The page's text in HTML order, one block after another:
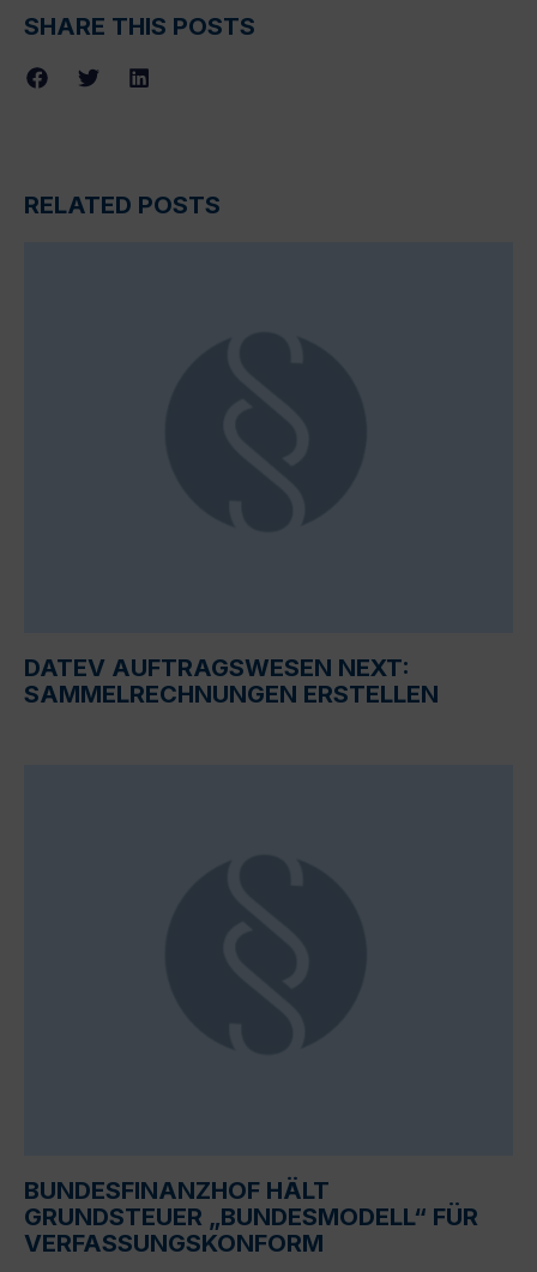
SHARE THIS POSTS
RELATED POSTS
DATEV AUFTRAGSWESEN NEXT:
SAMMELRECHNUNGEN ERSTELLEN
BUNDESFINANZHOF HÄLT
GRUNDSTEUER „BUNDESMODELL“ FÜR
VERFASSUNGSKONFORM